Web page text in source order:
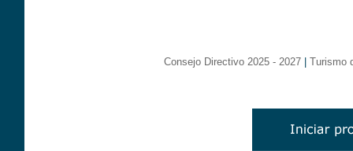
Consejo Directivo 2025 - 2027 Turismo